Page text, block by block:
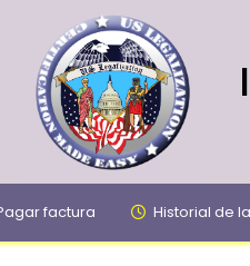
factura Historial de